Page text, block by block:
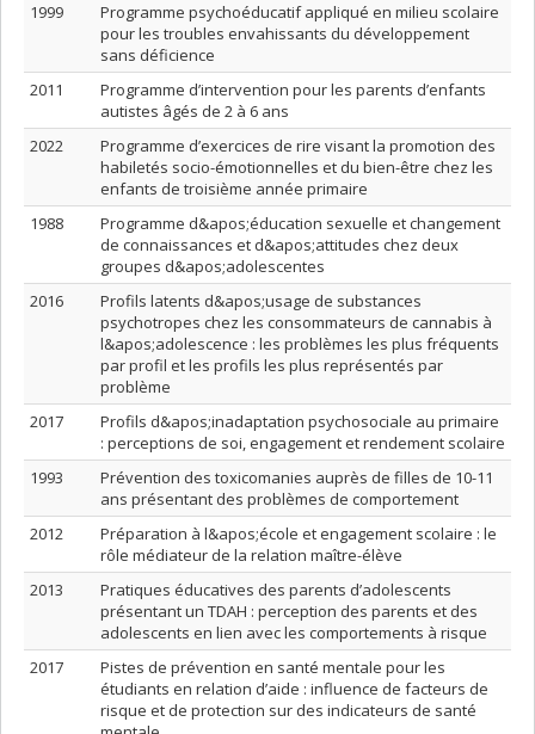
1999
Programme psychoéducatif appliqué en milieu scolaire
pour les troubles envahissants du développement
sans déficience
2011
Programme d’intervention pour les parents d’enfants
autistes âgés de 2 à 6 ans
2022
Programme d’exercices de rire visant la promotion des
habiletés socio-émotionnelles et du bien-être chez les
enfants de troisième année primaire
1988
Programme d&apos;éducation sexuelle et changement
de connaissances et d&apos;attitudes chez deux
groupes d&apos;adolescentes
2016
Profils latents d&apos;usage de substances
psychotropes chez les consommateurs de cannabis à
l&apos;adolescence : les problèmes les plus fréquents
par profil et les profils les plus représentés par
problème
2017
Profils d&apos;inadaptation psychosociale au primaire
: perceptions de soi, engagement et rendement scolaire
1993
Prévention des toxicomanies auprès de filles de 10-11
ans présentant des problèmes de comportement
2012
Préparation à l&apos;école et engagement scolaire : le
rôle médiateur de la relation maître-élève
2013
Pratiques éducatives des parents d’adolescents
présentant un TDAH : perception des parents et des
adolescents en lien avec les comportements à risque
2017
Pistes de prévention en santé mentale pour les
étudiants en relation d’aide : influence de facteurs de
risque et de protection sur des indicateurs de santé